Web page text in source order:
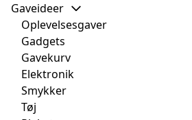
Gaveideer
Oplevelsesgaver
Gadgets
Gavekurv
Elektronik
Smykker
Tøj